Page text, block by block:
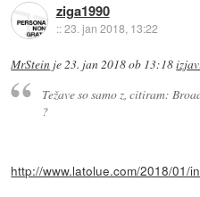
ziga1990
::23. jan 2018, 13:22
MrStein je23. jan 2018 ob 13:18
Težave so samo z, citiram:
?
http://www.latolue.com/2018/01/